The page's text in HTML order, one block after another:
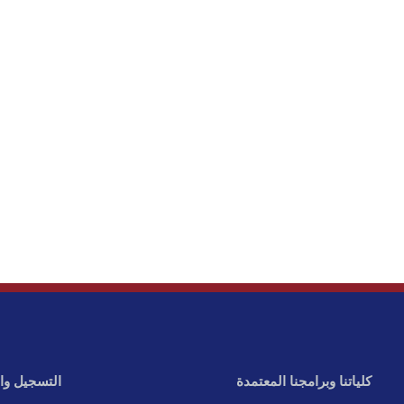
كلياتنا وبرامجنا المعتمدة التسجيل